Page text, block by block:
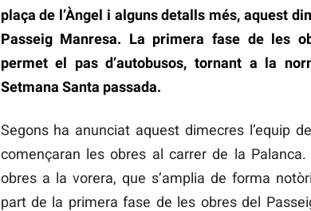
plaça de l’Àngel i alguns detalls més, aquest
Passeig Manresa. La primera fase de les
permet el pas d’autobusos, tornant a la
Setmana Santa passada.
Segons ha anunciat aquest dimecres l’equip
començaran les obres al carrer de la
obres a la vorera, que s’amplia de forma
part de la primera fase de les obres del